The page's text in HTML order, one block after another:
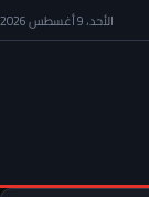
الأحد، 9 أغسطس 2026